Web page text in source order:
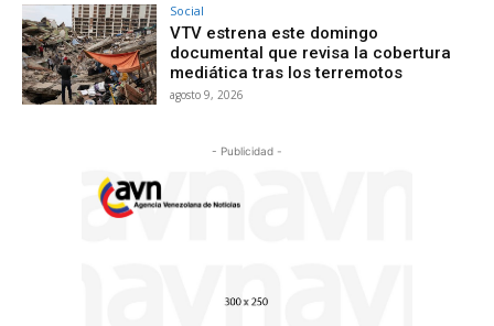
Social
VTV estrena este domingo
documental que revisa la cobertura
mediática tras los terremotos
agosto 9, 2026
- Publicidad -